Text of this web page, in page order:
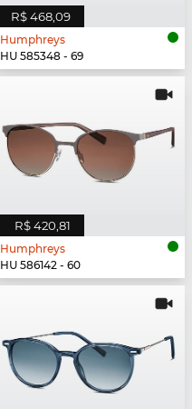
R$ 468,09
Humphreys
HU 585348 - 69
R$ 420,81
Humphreys
HU 586142 - 60